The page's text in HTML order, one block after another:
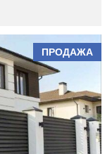
ПРОДАЖА